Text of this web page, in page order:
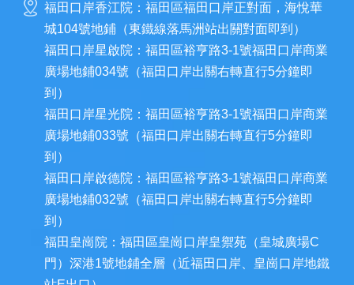
福田口岸香江院：福田區福田口岸正對面，海悅華
城104號地鋪（東鐵線落馬洲站出關對面即到）
福田口岸星啟院：福田區裕亨路3-1號福田口岸商業
廣場地鋪034號（福田口岸出關右轉直行5分鐘即
到）
福田口岸星光院：福田區裕亨路3-1號福田口岸商業
廣場地鋪033號（福田口岸出關右轉直行5分鐘即
到）
福田口岸啟德院：福田區裕亨路3-1號福田口岸商業
廣場地鋪032號（福田口岸出關右轉直行5分鐘即
到）
福田皇崗院：福田區皇崗口岸皇禦苑（皇城廣場C
門）深港1號地鋪全層（近福田口岸、皇崗口岸地鐵